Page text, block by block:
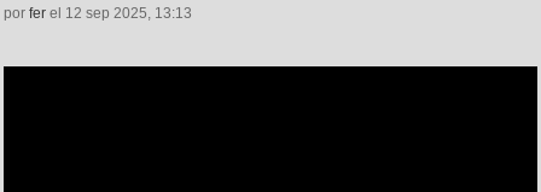
por fer el 12 sep 2025, 13:13